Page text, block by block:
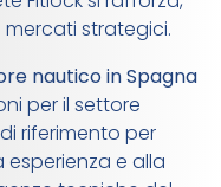
strategici.
nautico in Spagna
per il settore
riferimento per
esperienza e alla